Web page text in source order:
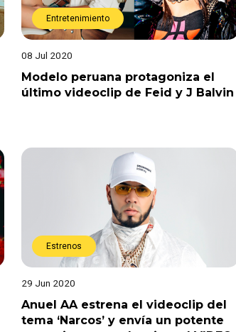
Entretenimiento
08 Jul 2020
Modelo peruana protagoniza el
último videoclip de Feid y J Balvin
Estrenos
29 Jun 2020
Anuel AA estrena el videoclip del
tema ‘Narcos’ y envía un potente